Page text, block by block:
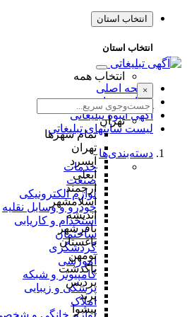
انتخاب استان
انتخاب استان
انتخاب همه
×
تهران
تمام شهر‌ها
تهران
آبسرد
آبعلی
ارجمند
اسلامشهر
اندیشه
باقرشهر
باغستان
بومهن
پاکدشت
پردیس
پرند
پیشوا
صفحه اصلی
طراحی سایت
آگهی انبوه تبلیغاتی
لیست سایتهای تبلیغاتی
دسته‌بندی‌ها
خدمات
صنعت
لوازم الکترونیکی
خودرو و وسایل نقلیه
استخدام و کاریابی
ساختمان
گردشگری
آموزشی
کامپیوتر و شبکه
پزشکی و زیبایی
املاک
لوازم خانگی و